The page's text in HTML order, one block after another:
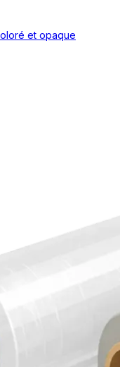
et opaque